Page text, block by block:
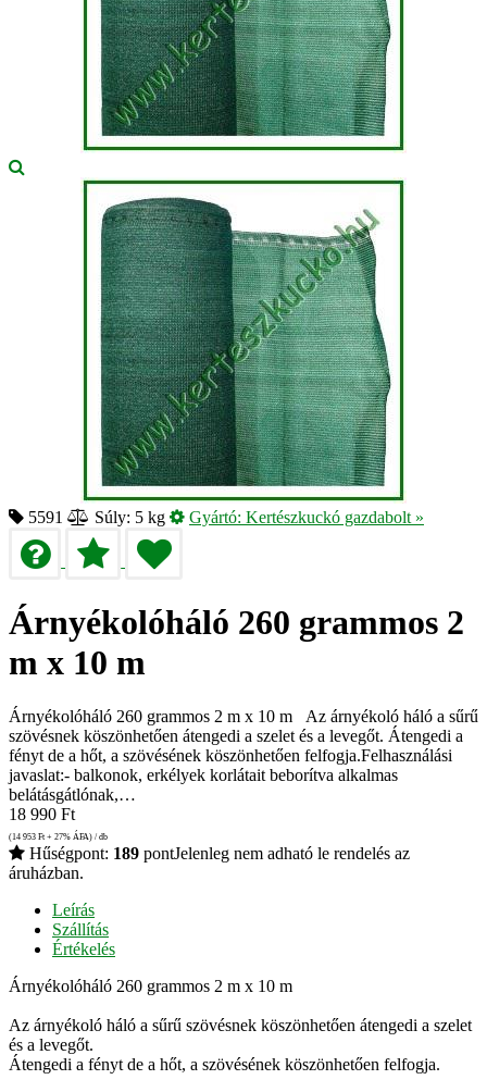
5591 Súly: 5 kg Gyártó: Kertészkuckó gazdabolt »
Árnyékolóháló 260 grammos 2
m x 10 m
Árnyékolóháló 260 grammos 2 m x 10 m Az árnyékoló háló a sűrű
szövésnek köszönhetően átengedi a szelet és a levegőt. Átengedi a
fényt de a hőt, a szövésének köszönhetően felfogja.Felhasználási
javaslat:- balkonok, erkélyek korlátait beborítva alkalmas
belátásgátlónak,…
18 990 Ft
(14 953 Ft + 27% ÁFA) / db
Hűségpont: 189 pontJelenleg nem adható le rendelés az
áruházban.
Leírás
Szállítás
Értékelés
Árnyékolóháló 260 grammos 2 m x 10 m
Az árnyékoló háló a sűrű szövésnek köszönhetően átengedi a szelet
és a levegőt.
Átengedi a fényt de a hőt, a szövésének köszönhetően felfogja.